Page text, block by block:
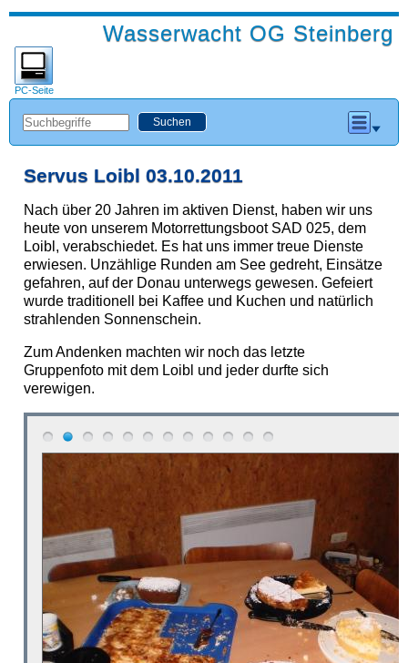
Wasserwacht OG Steinberg
PC-Seite
Servus Loibl 03.10.2011
Nach über 20 Jahren im aktiven Dienst, haben wir uns
heute von unserem Motorrettungsboot SAD 025, dem
Loibl, verabschiedet. Es hat uns immer treue Dienste
erwiesen. Unzählige Runden am See gedreht, Einsätze
gefahren, auf der Donau unterwegs gewesen. Gefeiert
wurde traditionell bei Kaffee und Kuchen und natürlich
strahlenden Sonnenschein.
Zum Andenken machten wir noch das letzte
Gruppenfoto mit dem Loibl und jeder durfte sich
verewigen.